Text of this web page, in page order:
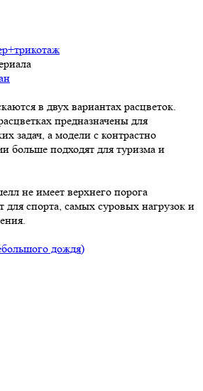
в двух вариантах расцветок.
предназначены для
задач, а модели с контрастно
больше подходят для туризма и
не имеет верхнего порога
для спорта, самых суровых нагрузок и
дождя)